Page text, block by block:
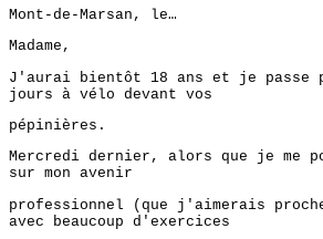
Mont-de-Marsan, le…
Madame,
J'aurai bientôt 18 ans et je passe
jours à vélo devant vos
pépinières.
Mercredi dernier, alors que je me
sur mon avenir
professionnel (que j'aimerais
avec beaucoup d'exercices